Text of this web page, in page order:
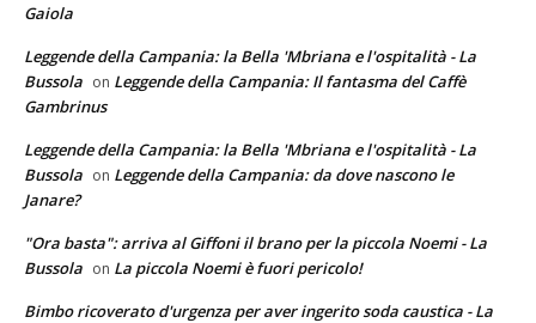
Gaiola
Leggende della Campania: la Bella 'Mbriana e l'ospitalità - La
Bussola on Leggende della Campania: Il fantasma del Caffè
Gambrinus
Leggende della Campania: la Bella 'Mbriana e l'ospitalità - La
Bussola on Leggende della Campania: da dove nascono le
Janare?
"Ora basta": arriva al Giffoni il brano per la piccola Noemi - La
Bussola on La piccola Noemi è fuori pericolo!
Bimbo ricoverato d'urgenza per aver ingerito soda caustica - La